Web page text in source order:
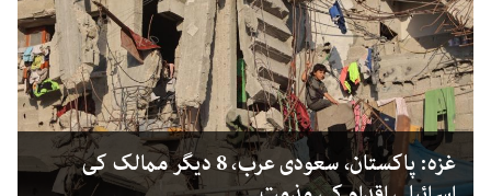
غزہ: پاکستان، سعودی عرب، 8 دیگر ممالک کی